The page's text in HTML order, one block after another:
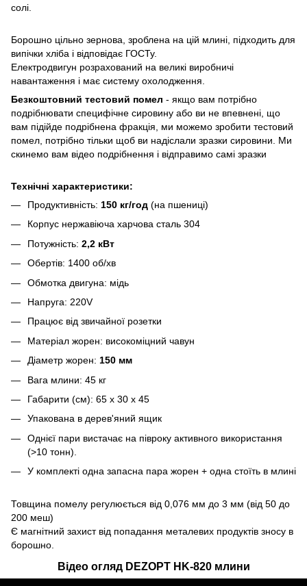
солі.
Борошно цільно зернова, зроблена на цій млині, підходить для
випічки хліба і відповідає ГОСТу.
Електродвигун розрахований на великі виробничі
навантаження і має систему охолодження.
Безкоштовний тестовий помел - якщо вам потрібно
подрібнювати специфічне сировину або ви не впевнені, що
вам підійде подрібнена фракція, ми можемо зробити тестовий
помел, потрібно тільки щоб ви надіслали зразки сировини. Ми
скинемо вам відео подрібнення і відправимо самі зразки
Технічні характеристики:
Продуктивність: 150 кг/год (на пшениці)
Корпус нержавіюча харчова сталь 304
Потужність: 2,2 кВт
Обертів: 1400 об/хв
Обмотка двигуна: мідь
Напруга: 220V
Працює від звичайної розетки
Матеріал жорен: високоміцний чавун
Діаметр жорен: 150 мм
Вага млини: 45 кг
Габарити (см): 65 х 30 х 45
Упакована в дерев'яний ящик
Однієї пари вистачає на півроку активного використання
(>10 тонн).
У комплекті одна запасна пара жорен + одна стоїть в млині
Товщина помелу регулюється від 0,076 мм до 3 мм (від 50 до
200 меш)
Є магнітний захист від попадання металевих продуктів зносу в
борошно.
Відео огляд DEZOPT HK-820 млини